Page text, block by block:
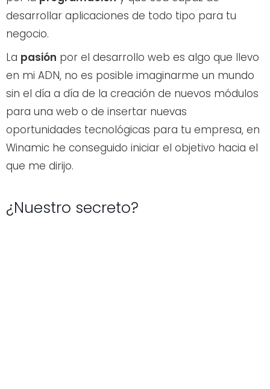
desarrollar aplicaciones de todo tipo para tu
negocio.
La pasión por el desarrollo web es algo que llevo
en mi ADN, no es posible imaginarme un mundo
sin el día a día de la creación de nuevos módulos
para una web o de insertar nuevas
oportunidades tecnológicas para tu empresa, en
Winamic he conseguido iniciar el objetivo hacia el
que me dirijo.
¿Nuestro secreto?